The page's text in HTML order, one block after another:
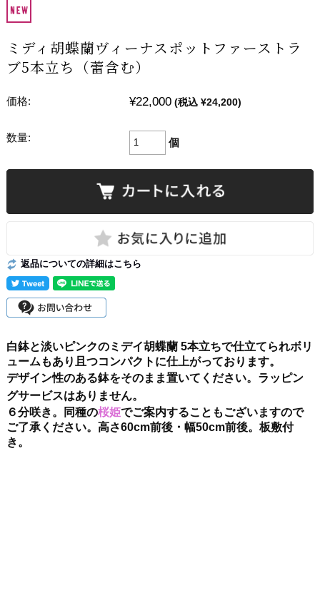
ミディ胡蝶蘭ヴィーナスポットファーストラ
ブ5本立ち（蕾含む）
価格: ¥22,000 (税込 ¥24,200)
数量: 個
返品についての詳細はこちら
白鉢と淡いピンクのミデイ胡蝶蘭 5本立ちで仕立てられボリ
ュームもあり且つコンパクトに仕上がっております。
デザイン性のある鉢をそのまま置いてください。ラッピン
グサービスはありません。
６分咲き。同種の桜姫でご案内することもございますので
ご了承ください。高さ60cm前後・幅50cm前後。板敷付
き。